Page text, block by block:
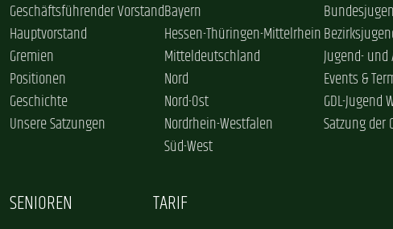
Geschäftsführender Vorstand
Hauptvorstand
Gremien
Positionen
Geschichte
Unsere Satzungen
Bayern
Hessen-Thüringen-Mittelrhein
Mitteldeutschland
Nord
Nord-Ost
Nordrhein-Westfalen
Süd-West
Jugend-
Events &
GDL-
Satzung der
SENIOREN TARIF